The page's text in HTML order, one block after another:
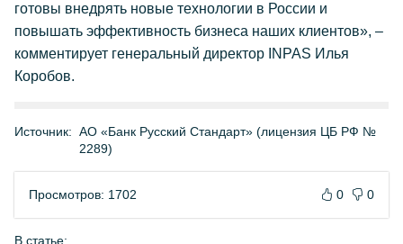
готовы внедрять новые технологии в России и
повышать эффективность бизнеса наших клиентов», –
комментирует генеральный директор INPAS Илья
Коробов.
Источник: АО «Банк Русский Стандарт» (лицензия ЦБ РФ №
2289)
Просмотров: 1702 0 0
В статье: